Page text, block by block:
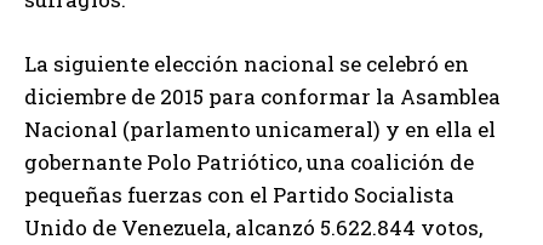
La siguiente elección nacional se celebró en
diciembre de 2015 para conformar la Asamblea
Nacional (parlamento unicameral) y en ella el
gobernante Polo Patriótico, una coalición de
pequeñas fuerzas con el Partido Socialista
Unido de Venezuela, alcanzó 5.622.844 votos,